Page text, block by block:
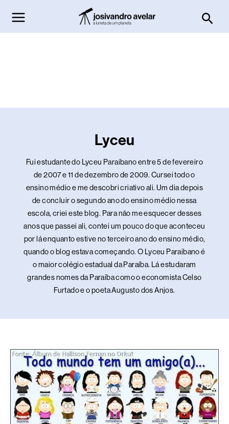
para
o
Lyceu
Fui estudante do Lyceu Paraibano entre 5 de fevereiro
de 2007 e 11 de dezembro de 2009. Cursei todo o
ensino médio e me descobri criativo ali. Um dia depois
de concluir o segundo ano do ensino médio nessa
escola, criei este blog. Para não me esquecer desses
anos que passei ali, contei um pouco do que aconteceu
por lá enquanto estive no terceiro ano do ensino médio,
quando o blog estava começando. O Lyceu Paraibano é
o maior colégio estadual da Paraíba. Lá estudaram
grandes nomes da Paraíba como o economista Celso
Furtado e o poeta Augusto dos Anjos.